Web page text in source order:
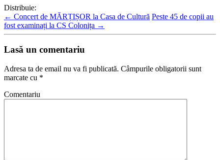
Distribuie:
← Concert de MĂRȚIȘOR la Casa de Cultură Peste 45 de copii au
fost examinați la CS Colonița →
Lasă un comentariu
Adresa ta de email nu va fi publicată. Câmpurile obligatorii sunt
marcate cu *
Comentariu